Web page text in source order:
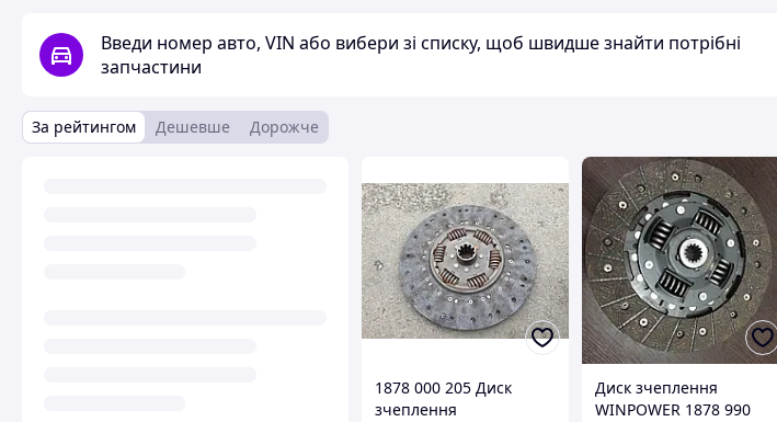
Введи номер авто, VIN або вибери зі списку, щоб швидше знайти потрібні
запчастини
За рейтингом Дешевше Дорожче
1878 000 205 Диск
зчеплення
Диск зчеплення
WINPOWER 1878 990